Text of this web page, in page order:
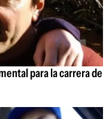
para la carrera de